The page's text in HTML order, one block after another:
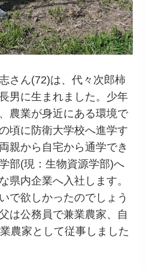
さん(72)は、代々次郎柿
男に生まれました。少年
農業が身近にある環境で
頃に防衛大学校へ進学す
親から自宅から通学でき
部(現：生物資源学部)へ
県内企業へ入社します。
で欲しかったのでしょう
は公務員で兼業農家、自
農家として従事しました